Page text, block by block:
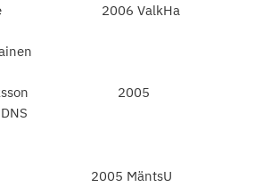
Laine 2006 ValkHa
Vakkilainen
2005
2005 MäntsU